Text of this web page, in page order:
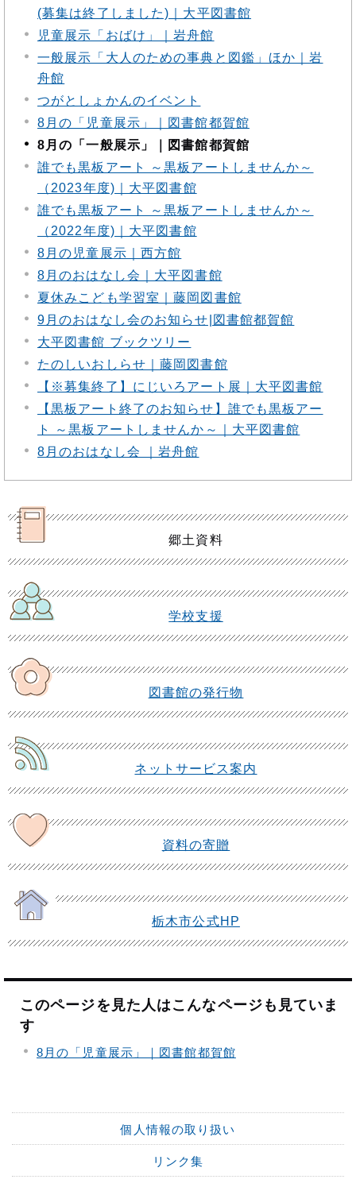
(募集は終了しました)｜大平図書館
児童展示「おばけ」｜岩舟館
一般展示「大人のための事典と図鑑」ほか｜岩
舟館
つがとしょかんのイベント
8月の「児童展示」｜図書館都賀館
8月の「一般展示」｜図書館都賀館
誰でも黒板アート ～黒板アートしませんか～
（2023年度)｜大平図書館
誰でも黒板アート ～黒板アートしませんか～
（2022年度)｜大平図書館
8月の児童展示｜西方館
8月のおはなし会｜大平図書館
夏休みこども学習室｜藤岡図書館
9月のおはなし会のお知らせ|図書館都賀館
大平図書館 ブックツリー
たのしいおしらせ｜藤岡図書館
【※募集終了】にじいろアート展｜大平図書館
【黒板アート終了のお知らせ】誰でも黒板アー
ト ～黒板アートしませんか～｜大平図書館
8月のおはなし会 ｜岩舟館
郷土資料
学校支援
図書館の発行物
ネットサービス案内
資料の寄贈
栃木市公式HP
このページを見た人はこんなページも見ていま
す
8月の「児童展示」｜図書館都賀館
個人情報の取り扱い
リンク集